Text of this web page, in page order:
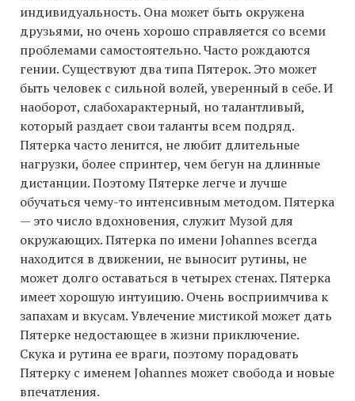
индивидуальность. Она может быть окружена
друзьями, но очень хорошо справляется со всеми
проблемами самостоятельно. Часто рождаются
гении. Существуют два типа Пятерок. Это может
быть человек с сильной волей, уверенный в себе. И
наоборот, слабохарактерный, но талантливый,
который раздает свои таланты всем подряд.
Пятерка часто ленится, не любит длительные
нагрузки, более спринтер, чем бегун на длинные
дистанции. Поэтому Пятерке легче и лучше
обучаться чему-то интенсивным методом. Пятерка
— это число вдохновения, служит Музой для
окружающих. Пятерка по имени Johannes всегда
находится в движении, не выносит рутины, не
может долго оставаться в четырех стенах. Пятерка
имеет хорошую интуицию. Очень восприимчива к
запахам и вкусам. Увлечение мистикой может дать
Пятерке недостающее в жизни приключение.
Скука и рутина ее враги, поэтому порадовать
Пятерку с именем Johannes может свобода и новые
впечатления.